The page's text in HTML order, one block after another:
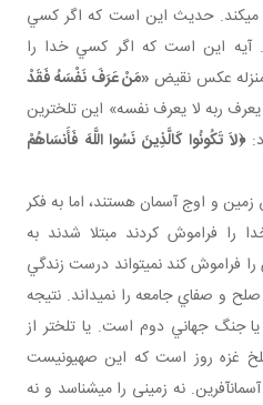
کند. حديث اين است که اگر کسي
آيه اين است که اگر کسي خدا را
عکس نقيض «مَنْ عَرَفَ نَفْسَهُ فَقَدْ
ربه لا يعرف نفسه» اين تلخ ترين
﴿لاَ تَكُونُوا كَالَّذِينَ نَسُوا اللَّهَ فَأَنسَاهُمْ
زمين و اوج آسمان هستند، اما به فکر
را فراموش کردند مبتلا شدند به
فراموش کند نمي تواند درست زندگي
و صفاي جامعه را نمي داند. نتيجه
جهاني دوم است. يا تلخ تر از
غزه روز است که اين صهيونيست
آفرين. نه زمينی را مي شناسد و نه